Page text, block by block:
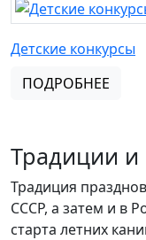
Детские конкурсы
ПОДРОБНЕЕ
Традиции и
Традиция
СССР, а затем и в
старта летних